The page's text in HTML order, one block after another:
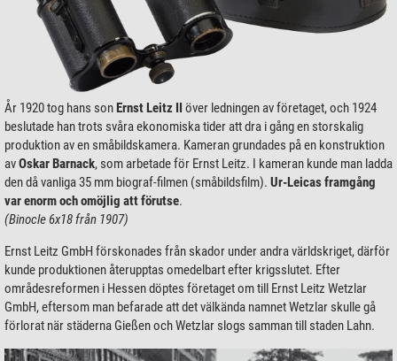
År 1920 tog hans son Ernst Leitz II
över ledningen av företaget, och 1924
beslutade han trots svåra ekonomiska tider att dra i gång en storskalig
produktion av en småbildskamera. Kameran grundades på en konstruktion
avOskar Barnack, som arbetade för Ernst Leitz. I kameran kunde man ladda
den då vanliga 35 mm biograf-filmen (småbildsfilm). Ur-Leicas framgång
var enorm och omöjlig att förutse.
(Binocle 6x18 från 1907)
Ernst Leitz GmbH förskonades från skador under andra världskriget, därför
kunde produktionen återupptas omedelbart efter krigsslutet. Efter
områdesreformen i Hessen döptes företaget om till Ernst Leitz Wetzlar
GmbH, eftersom man befarade att det välkända namnet Wetzlar skulle gå
förlorat när städerna Gießen och Wetzlar slogs samman till staden Lahn.